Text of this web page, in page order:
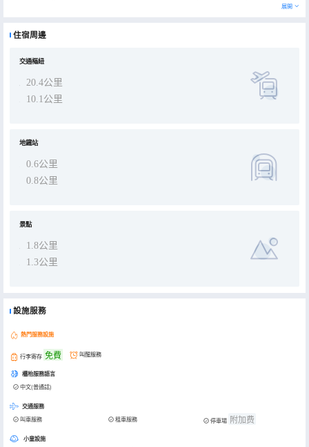
民宿在重慶開埠遺址公園2號門入口處，1個帶着竹籬院子的真武功夫茶廬，多間東方現代美學客房，意滿知行靈、動元
劍麻地墊，天然手工竹編木櫃門，榻榻米地台，隨處隨手可及的天然材質。
的停頓，品味慢即是快的愜意生活瞬間。快是功夫，慢更是功夫。
展開
住宿周邊
交通樞紐
20.4公里
10.1公里
地鐵站
0.6公里
0.8公里
景點
1.8公里
1.3公里
設施服務
熱門服務設施
行李寄存 免費 叫醒服務
櫃枱服務語言
中文(普通話)
交通服務
叫車服務 租車服務 停車場 附加费
小童設施